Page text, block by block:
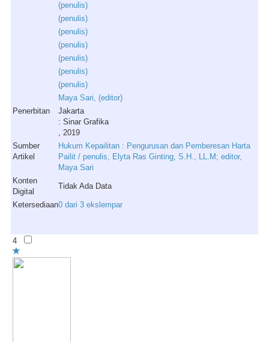
(penulis)
(penulis)
(penulis)
(penulis)
(penulis)
(penulis)
(penulis)
Maya Sari, (editor)
Penerbitan
Jakarta
: Sinar Grafika
, 2019
Sumber
Artikel
Hukum Kepailitan : Pengurusan dan Pemberesan Harta
Pailit / penulis, Elyta Ras Ginting, S.H., LL.M; editor,
Maya Sari
Konten
Digital
Tidak Ada Data
Ketersediaan0 dari 3 ekslempar
4